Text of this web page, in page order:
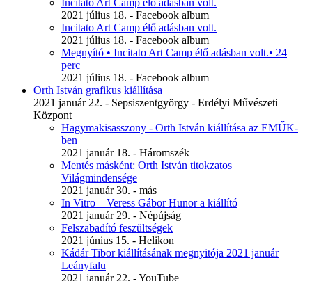
Incitato Art Camp élő adásban volt.
2021 július 18. - Facebook album
Incitato Art Camp élő adásban volt.
2021 július 18. - Facebook album
Megnyító • Incitato Art Camp élő adásban volt.• 24
perc
2021 július 18. - Facebook album
Orth István grafikus kiállítása
2021 január 22. - Sepsiszentgyörgy - Erdélyi Művészeti
Központ
Hagymakisasszony - Orth István kiállítása az EMŰK-
ben
2021 január 18. - Háromszék
Mentés másként: Orth István titokzatos
Világmindensége
2021 január 30. - más
In Vitro – Veress Gábor Hunor a kiállító
2021 január 29. - Népújság
Felszabadító feszültségek
2021 június 15. - Helikon
Kádár Tibor kiállításának megnyitója 2021 január
Leányfalu
2021 január 22. - YouTube